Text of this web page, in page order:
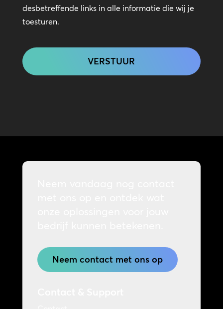
desbetreffende links in alle informatie die wij je
toesturen.
Neem contact met ons op